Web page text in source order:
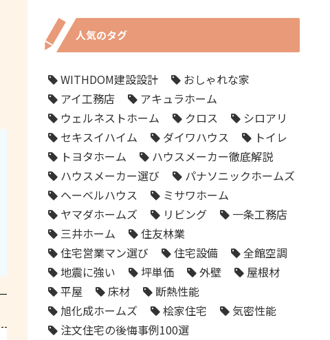
人気のタグ
WITHDOM建設設計
おしゃれな家
アイ工務店
アキュラホーム
ウェルネストホーム
クロス
シロアリ
セキスイハイム
ダイワハウス
トイレ
トヨタホーム
ハウスメーカー徹底解説
ハウスメーカー選び
パナソニックホームズ
ヘーベルハウス
ミサワホーム
ヤマダホームズ
リビング
一条工務店
三井ホーム
住友林業
住宅営業マン選び
住宅設備
全館空調
地震に強い
坪単価 外壁
屋根材
平屋
床材
断熱性能
旭化成ホームズ
桧家住宅
気密性能
注文住宅の後悔事例100選